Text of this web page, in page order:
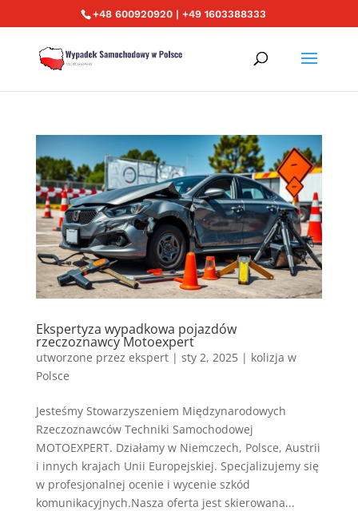
+48 600920920 | +49 1603388333
Ekspertyza wypadkowa pojazdów
rzeczoznawcy Motoexpert
utworzone przez ekspert| sty 2, 2025| kolizja w
Polsce
Jesteśmy Stowarzyszeniem Międzynarodowych
Rzeczoznawców Techniki Samochodowej
MOTOEXPERT. Działamy w Niemczech, Polsce, Austrii
i innych krajach Unii Europejskiej. Specjalizujemy się
w profesjonalnej ocenie i wycenie szkód
komunikacyjnych.Nasza oferta jest skierowana...